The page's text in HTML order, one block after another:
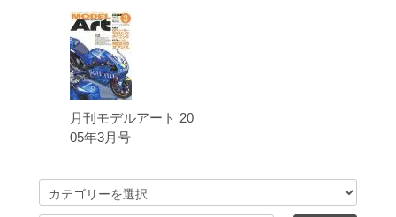
月刊モデルアート 20
05年3月号